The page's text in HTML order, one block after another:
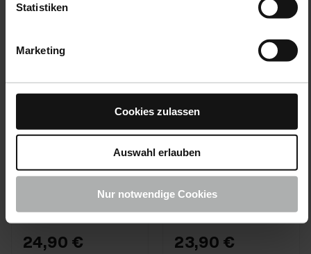
Statistiken
Marketing
Cookies zulassen
Auswahl erlauben
Nur notwendige Cookies
COLOURLOCK · Nº de
artículo 611-250ML-01
GLD-Solvent 250
24,90 €
COLOURLOCK · Nº de
artículo 611-40ML-01
GLD-Solvent Pen
23,90 €